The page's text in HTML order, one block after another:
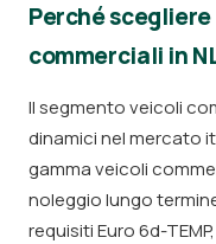
Perché
commerciali in
Il segmento veicoli
dinamici nel mercato
gamma veicoli
noleggio lungo
requisiti Euro 6d-